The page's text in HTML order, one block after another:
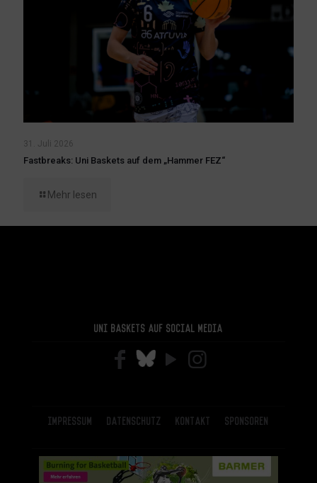
31. Juli 2026
Fastbreaks: Uni Baskets auf dem „Hammer FEZ“
Mehr lesen
Uni Baskets auf Social Media
Impressum Datenschutz Kontakt Sponsoren